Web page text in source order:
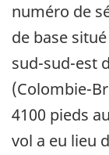
numéro de
de base
sud-sud-est
(Colombie-
4100 pieds
vol a eu lieu